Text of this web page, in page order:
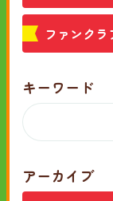
ファンクラ
キーワード
アーカイブ